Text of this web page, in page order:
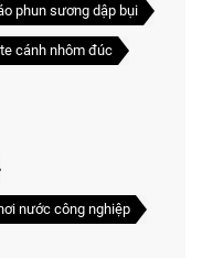
phun sương dập bụi
cánh nhôm đúc
nước công nghiệp